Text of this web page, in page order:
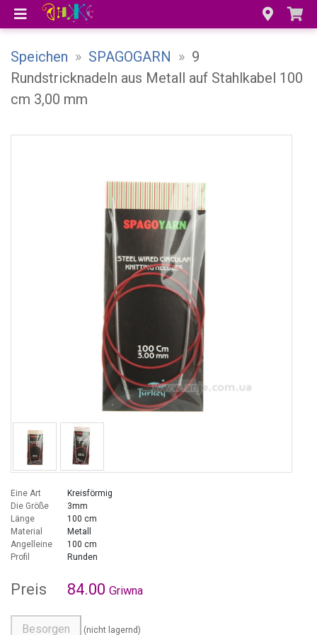
Speichen » SPAGOGARN » 9
Rundstricknadeln aus Metall auf Stahlkabel 100
cm 3,00 mm
Eine Art
Kreisförmig
Die Größe
3mm
Länge
100 cm
Material
Metall
Angelleine
100 cm
Profil
Runden
Preis 84.00 Griwna
Besorgen (nicht lagernd)